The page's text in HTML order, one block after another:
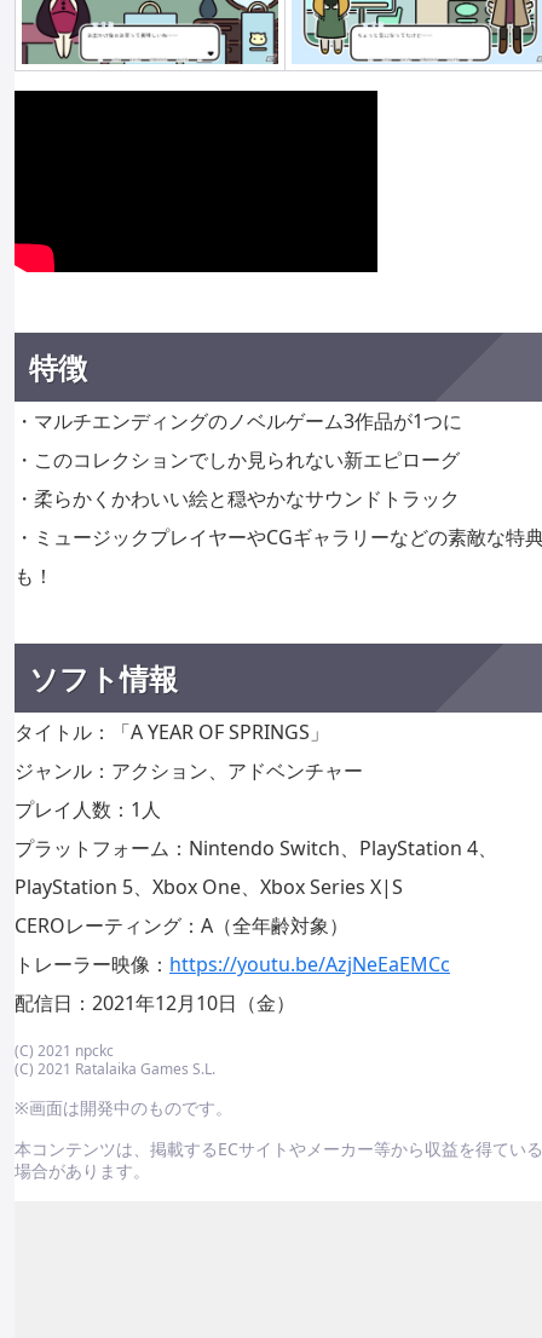
特徴
・マルチエンディングのノベルゲーム3作品が1つに
・このコレクションでしか見られない新エピローグ
・柔らかくかわいい絵と穏やかなサウンドトラック
・ミュージックプレイヤーやCGギャラリーなどの素敵な特
も！
ソフト情報
タイトル：「A YEAR OF SPRINGS」
ジャンル：アクション、アドベンチャー
プレイ人数：1人
プラットフォーム：Nintendo Switch、PlayStation 4、
PlayStation 5、Xbox One、Xbox Series X|S
CEROレーティング：A（全年齢対象）
トレーラー映像： https://youtu.be/AzjNeEaEMCc
配信日：2021年12月10日（金）
(C) 2021 npckc
(C) 2021 Ratalaika Games S.L.
※画面は開発中のものです。
本コンテンツは、掲載するECサイトやメーカー等から収益を得ている
場合があります。